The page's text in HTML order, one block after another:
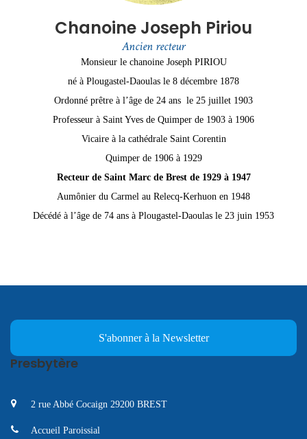
Chanoine Joseph Piriou
Ancien recteur
Monsieur le chanoine Joseph PIRIOU
né à Plougastel-Daoulas le 8 décembre 1878
Ordonné prêtre à l’âge de 24 ans le 25 juillet 1903
Professeur à Saint Yves de Quimper de 1903 à 1906
Vicaire à la cathédrale Saint Corentin
Quimper de 1906 à 1929
Recteur de Saint Marc de Brest de 1929 à 1947
Aumônier du Carmel au Relecq-Kerhuon en 1948
Décédé à l’âge de 74 ans à Plougastel-Daoulas le 23 juin 1953
S'abonner à la Newsletter
Presbytère
2 rue Abbé Cocaign 29200 BREST
Accueil Paroissial